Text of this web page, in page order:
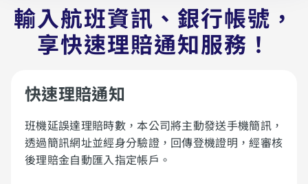
輸入航班資訊、銀行帳號，
享快速理賠通知服務！
快速理賠通知
班機延誤達理賠時數，本公司將主動發送手機簡訊，
透過簡訊網址並經身分驗證，回傳登機證明，經審核
後理賠金自動匯入指定帳戶。